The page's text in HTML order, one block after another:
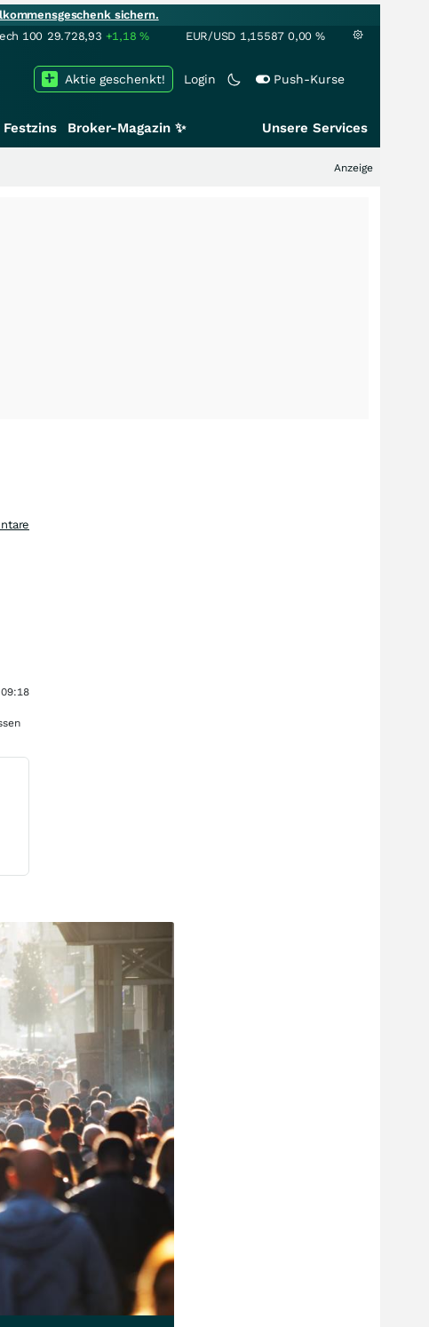
sichern.
100 29.728,93 +1,18% EUR/USD 1,15587 0,00 %
Login Push-Kurse
Aktie geschenkt!
Festzins Broker-Magazin ✨ Unsere Services
Anzeige